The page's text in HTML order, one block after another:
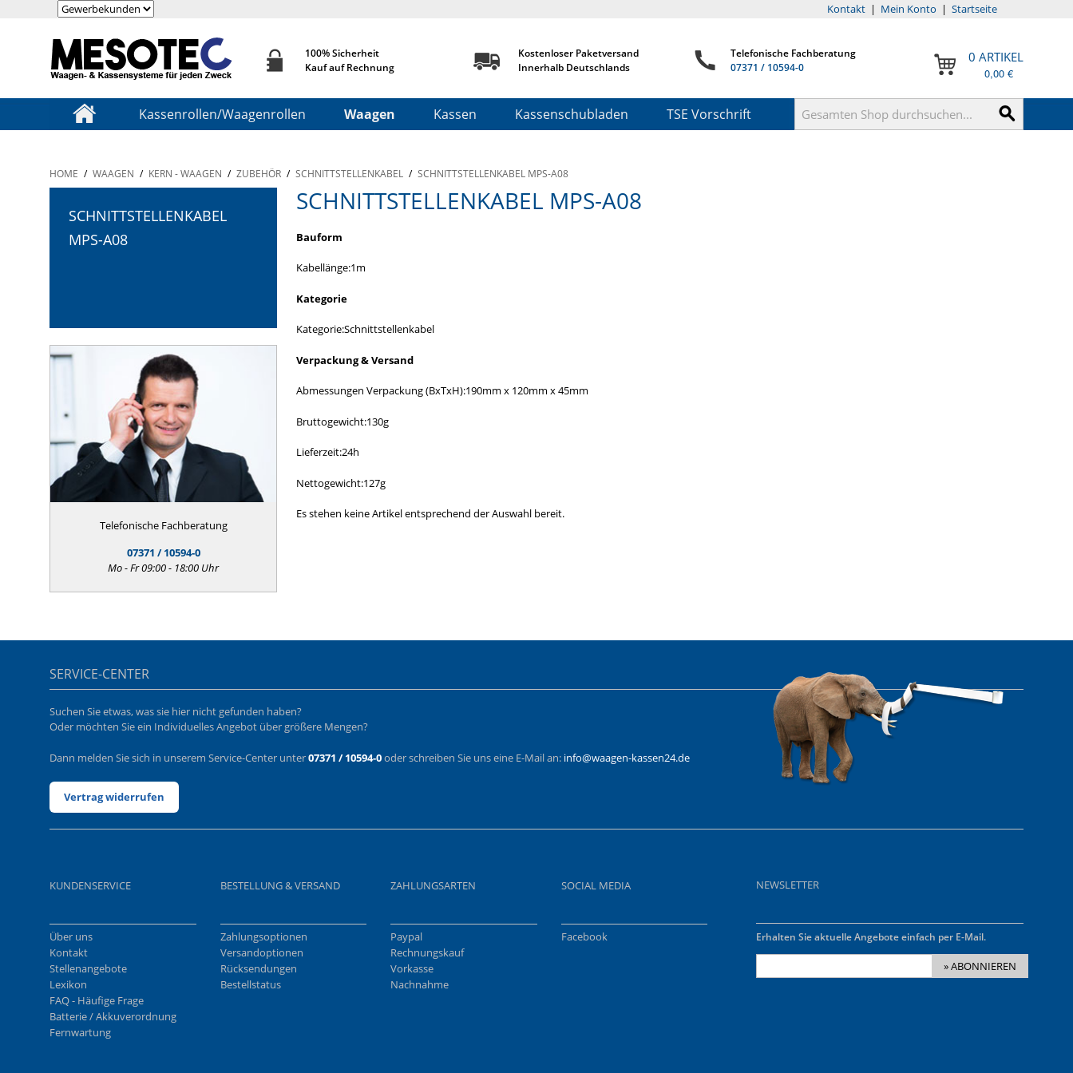
Startseite
|
Mein Konto
|
Kontakt
0 ARTIKEL
0,00 €
100% Sicherheit
Kauf auf Rechnung
Kostenloser Paketversand
Innerhalb Deutschlands
Telefonische Fachberatung
07371 / 10594-0
Kassenrollen/Waagenrollen Waagen Kassen Kassenschubladen TSE Vorschrift
HOME / WAAGEN / KERN - WAAGEN / ZUBEHÖR / SCHNITTSTELLENKABEL / SCHNITTSTELLENKABEL MPS-A08
SCHNITTSTELLENKABEL
MPS-A08
Telefonische Fachberatung
07371 / 10594-0
Mo - Fr 09:00 - 18:00 Uhr
SCHNITTSTELLENKABEL MPS-A08
Bauform
Kabellänge:1m
Kategorie
Kategorie:Schnittstellenkabel
Verpackung & Versand
Abmessungen Verpackung (BxTxH):190mm x 120mm x 45mm
Bruttogewicht:130g
Lieferzeit:24h
Nettogewicht:127g
Es stehen keine Artikel entsprechend der Auswahl bereit.
SERVICE-CENTER
Suchen Sie etwas, was sie hier nicht gefunden haben?
Oder möchten Sie ein Individuelles Angebot über größere Mengen?
Dann melden Sie sich in unserem Service-Center unter07371 / 10594-0oder schreiben Sie uns eine E-Mail an: info@waagen-kassen24.de
Vertrag widerrufen
KUNDENSERVICE
Über uns
Kontakt
Stellenangebote
Lexikon
FAQ - Häufige Frage
Batterie / Akkuverordnung
Fernwartung
BESTELLUNG & VERSAND
Zahlungsoptionen
Versandoptionen
Rücksendungen
Bestellstatus
ZAHLUNGSARTEN
Paypal
Rechnungskauf
Vorkasse
Nachnahme
SOCIAL MEDIA
Facebook
NEWSLETTER
Erhalten Sie aktuelle Angebote einfach per E-Mail.
» ABONNIEREN